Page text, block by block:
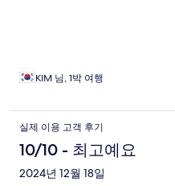
KIM 님, 1박 여행
실제 이용 고객 후기
10/10 - 최고예요
2024년 12월 18일